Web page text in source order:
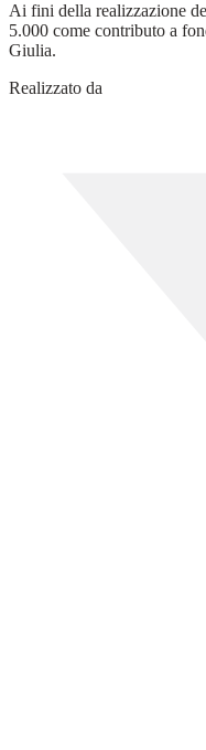
Ai fini della realizzazione
5.000 come contributo a
Giulia.
Realizzato da